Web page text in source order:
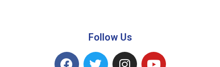
Follow Us